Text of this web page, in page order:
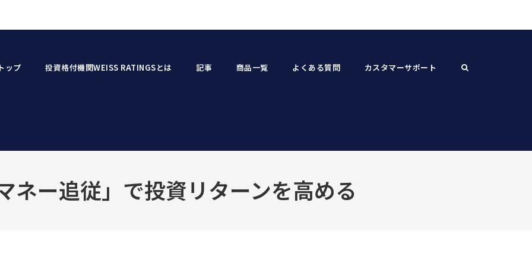
ップ 投資格付機関WEISS RATINGSとは 記事 商品一覧 よくある質問 カスタマーサポート
ネー追従」で投資リターンを高める